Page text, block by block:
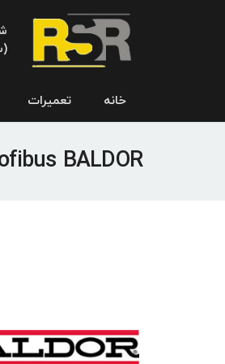
خانه تعمیرات
BALDOR